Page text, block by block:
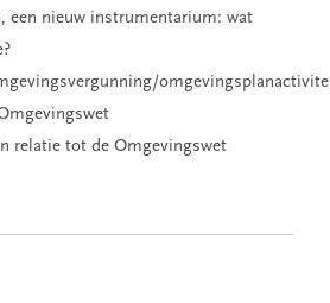
een nieuw instrumentarium: wat
relatie tot de Omgevingswet